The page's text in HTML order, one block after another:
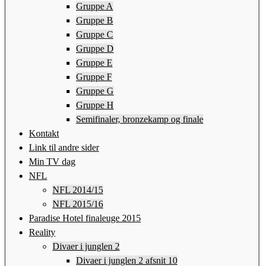
Gruppe A
Gruppe B
Gruppe C
Gruppe D
Gruppe E
Gruppe F
Gruppe G
Gruppe H
Semifinaler, bronzekamp og finale
Kontakt
Link til andre sider
Min TV dag
NFL
NFL 2014/15
NFL 2015/16
Paradise Hotel finaleuge 2015
Reality
Divaer i junglen 2
Divaer i junglen 2 afsnit 10